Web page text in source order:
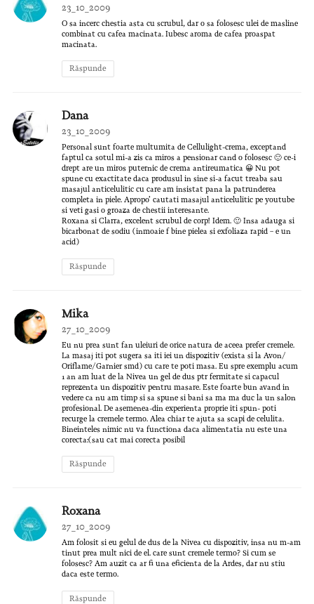
23_10_2009
O sa incerc chestia asta cu scrubul, dar o sa folosesc ulei de masline
combinat cu cafea macinata. Iubesc aroma de cafea proaspat
macinata.
Răspunde
Dana
23_10_2009
Personal sunt foarte multumita de Cellulight-crema, exceptand
faptul ca sotul mi-a zis ca miros a pensionar cand o folosesc 🙂 ce-i
drept are un miros puternic de crema antireumatica 😀 Nu pot
spune cu exactitate daca produsul in sine si-a facut treaba sau
masajul anticelulitic cu care am insistat pana la patrunderea
completa in piele. Apropo’ cautati masajul anticelulitic pe youtube
si veti gasi o groaza de chestii interesante.
Roxana si Clarra, excelent scrubul de corp! Idem. 🙂 Insa adauga si
bicarbonat de sodiu (inmoaie f bine pielea si exfoliaza rapid – e un
acid)
Răspunde
Mika
27_10_2009
Eu nu prea sunt fan uleiuri de orice natura de aceea prefer cremele.
La masaj iti pot sugera sa iti iei un dispozitiv (exista si la Avon/
Oriflame/Garnier smd) cu care te poti masa. Eu spre exemplu acum
1 an am luat de la Nivea un gel de dus ptr fermitate si capacul
reprezenta un dispozitiv pentru masare. Este foarte bun avand in
vedere ca nu am timp si sa spune si bani sa ma ma duc la un salon
profesional. De asemenea-din experienta proprie iti spun- poti
recurge la cremele termo. Alea chiar te ajuta sa scapi de celulita.
Bineinteles nimic nu va functiona daca alimentatia nu este una
corecta:(sau cat mai corecta posibil
Răspunde
Roxana
27_10_2009
Am folosit si eu gelul de dus de la Nivea cu dispozitiv, insa nu m-am
tinut prea mult nici de el. care sunt cremele termo? Si cum se
folosesc? Am auzit ca ar fi una eficienta de la Ardes, dar nu stiu
daca este termo.
Răspunde